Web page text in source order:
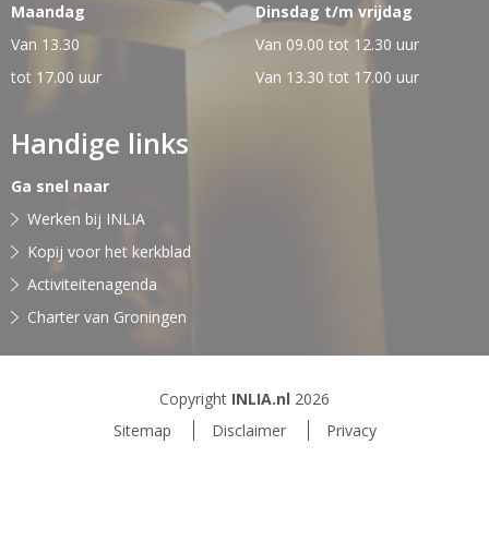
Maandag
Van 13.30
tot 17.00 uur
Dinsdag t/m vrijdag
Van 09.00 tot 12.30 uur
Van 13.30 tot 17.00 uur
Handige links
Ga snel naar
Werken bij INLIA
Kopij voor het kerkblad
Activiteitenagenda
Charter van Groningen
Copyright INLIA.nl 2026
Sitemap
Disclaimer Privacy